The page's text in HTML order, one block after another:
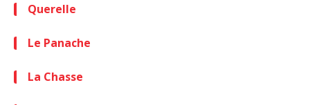
Querelle
Le Panache
La Chasse